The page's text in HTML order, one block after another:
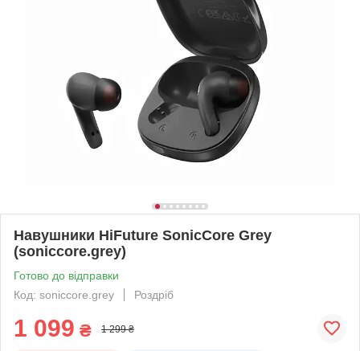
Навушники HiFuture SonicCore Grey
(soniccore.grey)
Готово до відправки
Код: soniccore.grey
Роздріб
1 099 ₴ 1 299 ₴